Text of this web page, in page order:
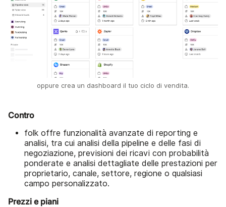
oppure crea un dashboard il tuo ciclo di vendita.
Contro
folk offre funzionalità avanzate di reporting e
analisi, tra cui analisi della pipeline e delle fasi di
negoziazione, previsioni dei ricavi con probabilità
ponderate e analisi dettagliate delle prestazioni per
proprietario, canale, settore, regione o qualsiasi
campo personalizzato.
Prezzi e piani